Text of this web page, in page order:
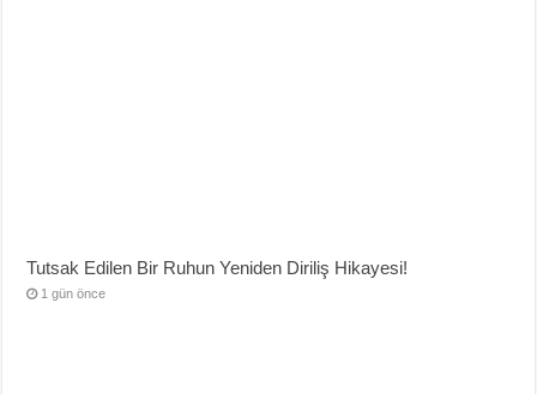
Tutsak Edilen Bir Ruhun Yeniden Diriliş Hikayesi!
1 gün önce